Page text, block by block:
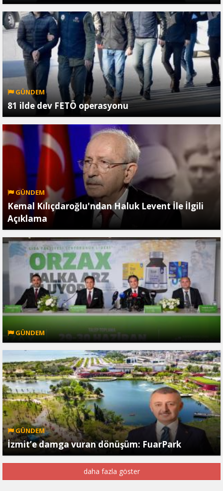
GÜNDEM
81 ilde dev FETÖ operasyonu
GÜNDEM
Kemal Kılıçdaroğlu'ndan Haluk Levent İle İlgili
Açıklama
GÜNDEM
GÜNDEM
İzmit’e damga vuran dönüşüm: FuarPark
daha fazla göster